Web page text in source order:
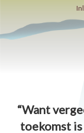
“Want
toekomst